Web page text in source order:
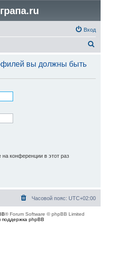
Вход
с
вы должны быть
конференции в этот раз
Часовой пояс: UTC+02:00
® Forum Software © phpBB Limited
поддержка phpBB